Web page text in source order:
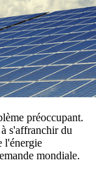
préoccupant.
s'affranchir du
l'énergie
mondiale.